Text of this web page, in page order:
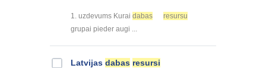
1. uzdevums Kurai dabas
resursu
grupai pieder augi ...
Latvijas dabas resursi